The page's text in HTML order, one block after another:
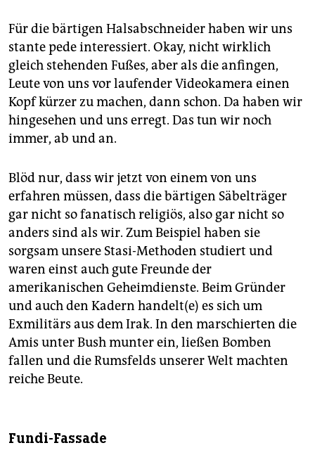
Für die bärtigen Halsabschneider haben wir uns
stante pede interessiert. Okay, nicht wirklich
gleich stehenden Fußes, aber als die anfingen,
Leute von uns vor laufender Videokamera einen
Kopf kürzer zu machen, dann schon. Da haben wir
hingesehen und uns erregt. Das tun wir noch
immer, ab und an.
Blöd nur, dass wir jetzt von einem von uns
erfahren müssen, dass die bärtigen Säbelträger
gar nicht so fanatisch religiös, also gar nicht so
anders sind als wir. Zum Beispiel haben sie
sorgsam unsere Stasi-Methoden studiert und
waren einst auch gute Freunde der
amerikanischen Geheimdienste. Beim Gründer
und auch den Kadern handelt(e) es sich um
Exmilitärs aus dem Irak. In den marschierten die
Amis unter Bush munter ein, ließen Bomben
fallen und die Rumsfelds unserer Welt machten
reiche Beute.
Fundi-Fassade